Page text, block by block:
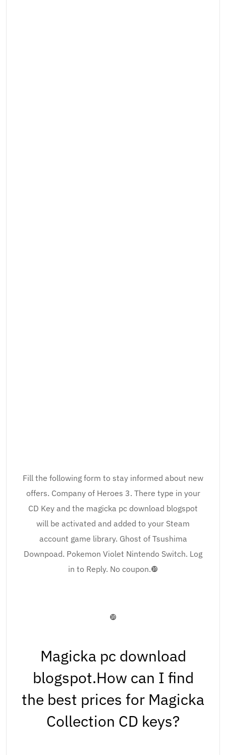
Fill the following form to stay informed about new
offers. Company of Heroes 3. There type in your
CD Key and the magicka pc download blogspot
will be activated and added to your Steam
account game library. Ghost of Tsushima
Downpoad. Pokemon Violet Nintendo Switch. Log
in to Reply. No coupon.❿
❿
Magicka pc download
blogspot.How can I find
the best prices for Magicka
Collection CD keys?